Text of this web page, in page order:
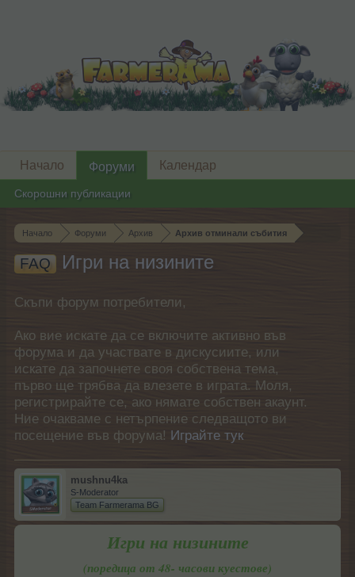
Начало Форуми Архив Архив отминали събития
FAQ Игри на низините
Скъпи форум потребители,
Ако вие искате да се включите активно във
форума и да участвате в дискусиите, или
искате да започнете своя собствена тема,
първо ще трябва да влезете в играта. Моля,
регистрирайте се, ако нямате собствен акаунт.
Ние очакваме с нетърпение следващото ви
посещение във форума! Играйте тук
mushnu4ka
S-Moderator
Team Farmerama BG
Игри на низините
(поредица от 48- часови куестове)
Начало Форуми
Скорошни публикации
Календар